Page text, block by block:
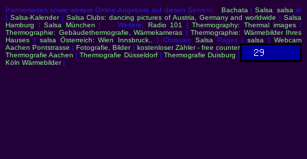
Partnerseiten sowie weitere Online-Angebote auf diesen Servern: Bachata | Salsa:salsa .at
| Salsa-Kalender| Salsa Clubs: dancing pictures of Austria, Germany and worldwide |Salsa
Hamburg |Salsa München | - Weitere: Radio 101 |Thermography: Thermal images/
Thermographie: Gebäudethermografie, Wärmekameras | Thermographie: Wärmebilder Ihres
Hauses | salsa Österreich: Wien Innsbruck.. | Chrissies Salsa Pages |salsa |Webcam
Aachen Pontstrasse |Fotografie, Bilder| kostenloser Zähler - free counter
Thermografie Aachen |Thermografie Düsseldorf| Thermografie Duisburg |
Köln Wärmebilder|